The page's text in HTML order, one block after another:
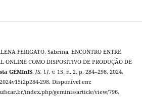
FERIGATO, Sabrina. ENCONTRO ENTRE
ONLINE COMO DISPOSITIVO DE PRODUÇÃO DE
GEMInIS, [S. l.], v. 15, n. 2, p. 284–298, 2024.
298. Disponível em:
index.php/geminis/article/view/796.